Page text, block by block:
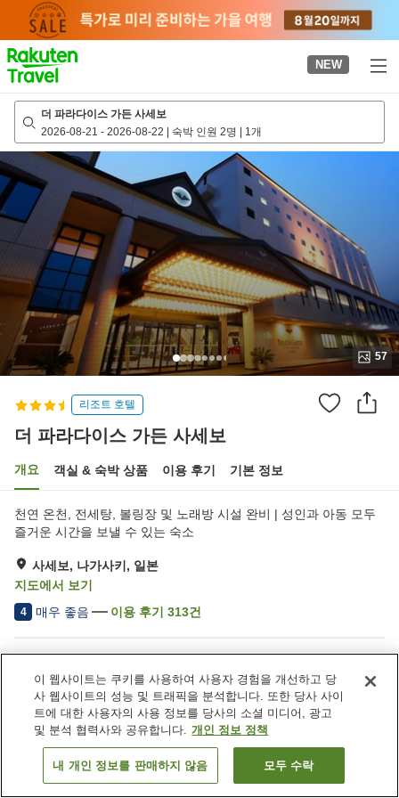
page
NEW
더 파라다이스 가든 사세보
2026-08-21 - 2026-08-22 | 숙박 인원 2명 | 1개
57
리조트 호텔
더 파라다이스 가든 사세보
개요 객실 & 숙박 상품 이용 후기 기본 정보
천연 온천, 전세탕, 볼링장 및 노래방 시설 완비 | 성인과 아동 모두
즐거운 시간을 보낼 수 있는 숙소
사세보, 나가사키, 일본
지도에서 보기
4 매우 좋음 이용 후기 313건
Wi-Fi
제트 욕조
사우나
피트니스 클럽 / 헬스장
객실 보기
이 웹사이트는 쿠키를 사용하여 사용자 경험을 개선하고 당
사 웹사이트의 성능 및 트래픽을 분석합니다. 또한 당사 사이
트에 대한 사용자의 사용 정보를 당사의 소셜 미디어, 광고
및 분석 협력사와 공유합니다. 개인 정보 정책
내 개인 정보를 판매하지 않음 모두 수락